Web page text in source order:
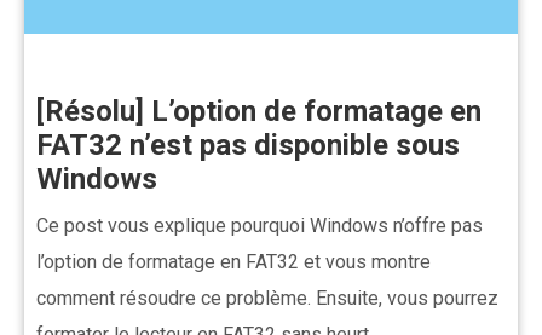
[Résolu] L’option de formatage en
FAT32 n’est pas disponible sous
Windows
Ce post vous explique pourquoi Windows n’offre pas
l’option de formatage en FAT32 et vous montre
comment résoudre ce problème. Ensuite, vous pourrez